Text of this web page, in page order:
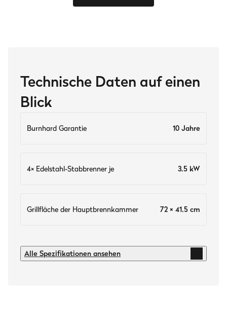
Technische Daten auf einen
Blick
Burnhard Garantie 10 Jahre
4× Edelstahl-Stabbrenner je 3.5 kW
Grillfläche der Hauptbrennkammer 72 × 41.5 cm
Technische Daten
Alle Spezifikationen ansehen